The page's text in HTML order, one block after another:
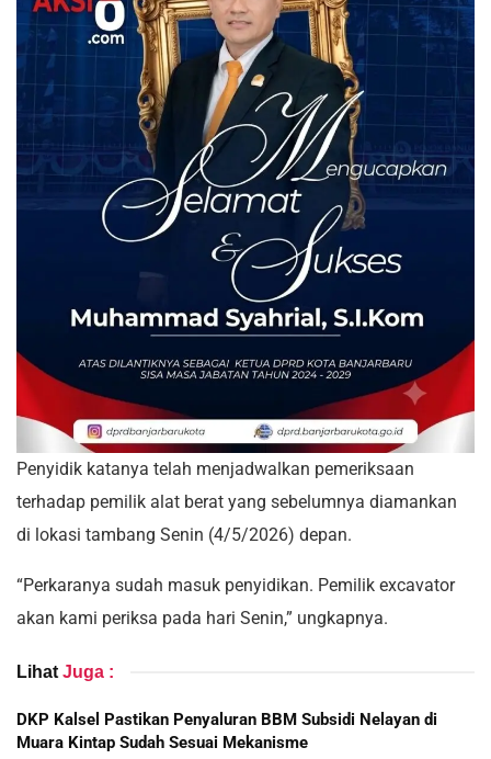
Penyidik katanya telah menjadwalkan pemeriksaan
terhadap pemilik alat berat yang sebelumnya diamankan
di lokasi tambang Senin (4/5/2026) depan.
“Perkaranya sudah masuk penyidikan. Pemilik excavator
akan kami periksa pada hari Senin,” ungkapnya.
Lihat Juga :
DKP Kalsel Pastikan Penyaluran BBM Subsidi Nelayan di
Muara Kintap Sudah Sesuai Mekanisme